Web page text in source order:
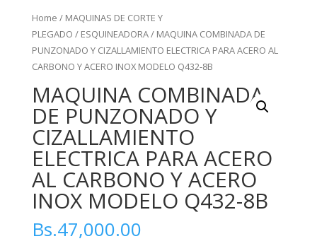
Home / MAQUINAS DE CORTE Y
PLEGADO / ESQUINEADORA/ MAQUINA COMBINADA DE
PUNZONADO Y CIZALLAMIENTO ELECTRICA PARA ACERO AL
CARBONO Y ACERO INOX MODELO Q432-8B
MAQUINA COMBINADA
DE PUNZONADO Y
CIZALLAMIENTO
ELECTRICA PARA ACERO
AL CARBONO Y ACERO
INOX MODELO Q432-8B
Bs.47,000.00